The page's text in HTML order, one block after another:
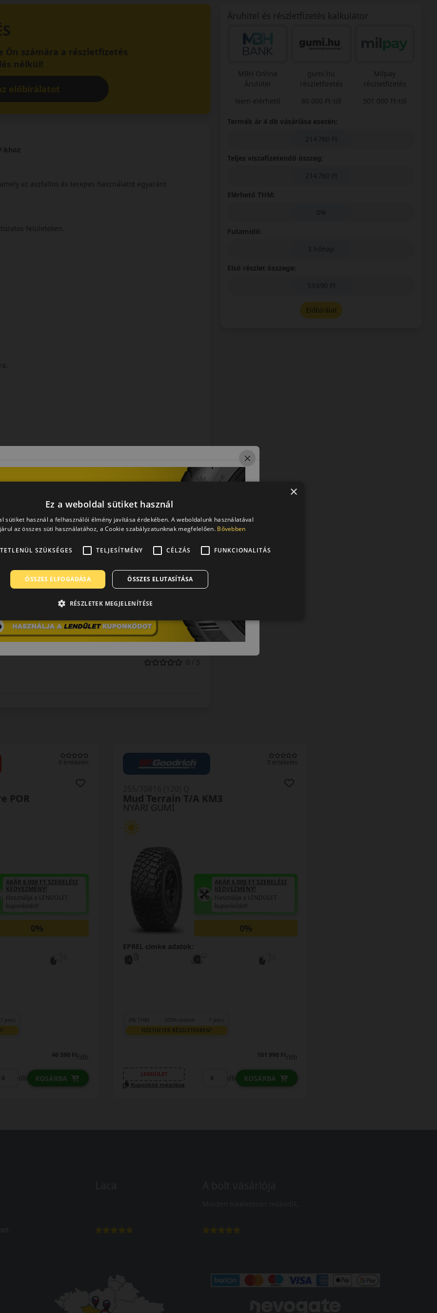
Ön számára a részletfizetés
nélkül!
előbírálatot
khoz
az aszfaltos és terepes használatot egyaránt
felületeken.
A Kumho, Samyang, Marshal gumiabroncsok gyártója.
első szerelésű abroncsai, de több európai
minőségük és nagyszerű ár/érték arányuk miatt.
gyártónak kutató központja, illetve Németországban
ben kezdődött és viszonylag hamar globális hálózatot
és versenyabroncsok gyártásával egyaránt.
hívják fel magukra a figyelmet. A személyautók számára
a cég gondot fordít az innovációra, hogy előkelő helyen
a független tesztekben is rendre kitűnően
tesznek lehetővé.
0 / 5
Áruhitel és részletfizetés kalkulátor
MBH Online
Áruhitel
Nem elérhető
gumi.hu
részletfizetés
80 000 Ft-tól
Milpay
részletfizetés
501 000 Ft-tól
Termék ár 4 db vásárlása esetén:
214 760 Ft
Teljes viszafizetendő összeg:
214 760 Ft
Elérhető THM:
0%
Futamidő:
3 hónap
Első részlet összege:
53 690 Ft
Előbírálat
0 értékelés
POR
AKÁR 6.000 FT SZERELÉSI
KEDVEZMÉNY!
Használja a LENDÜLET
kuponkódot!
0%
7 perc
46 590 Ft/db
db KOSÁRBA
0 értékelés
NYÁRI GUMI
Mud Terrain T/A KM3
AKÁR 6.000 FT SZERELÉSI
KEDVEZMÉNY!
Használja a LENDÜLET
kuponkódot!
0%
EPREL cimke adatok:
0% THM 100% online 7 perc
FIZETHETEK RÉSZLETEKBEN?
101 990 Ft/db
LENDÜLET
Kuponkód másolása
db KOSÁRBA
×
Ez a weboldal sütiket használ
sütiket használ a felhasználói élmény javítása érdekében. A weboldalunk használatával
az összes süti használatához, a Cookie szabályzatunknak megfelelően. Bővebben
SZÜKSÉGES TELJESÍTMÉNY CÉLZÁS FUNKCIONALITÁS
ÖSSZES ELFOGADÁSA ÖSSZES ELUTASÍTÁSA
RÉSZLETEK MEGJELENÍTÉSE